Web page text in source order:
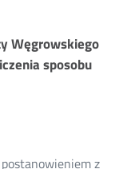
Węgrowskiego
sposobu
z